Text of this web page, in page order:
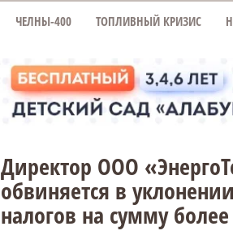
ЧЕЛНЫ-400 ТОПЛИВНЫЙ КРИЗИС
Директор ООО
обвиняется в
налогов на сумму